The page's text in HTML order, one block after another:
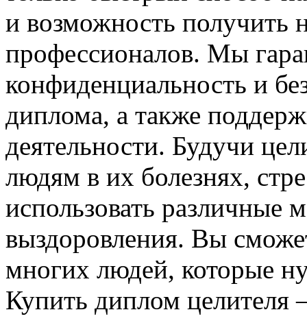
и возможность получить
профессионалов. Мы
конфиденциальность и
диплома, а также
деятельности. Будучи
людям в их болезнях,
использовать различные
выздоровления. Вы
многих людей, которые
Купить диплом целителя